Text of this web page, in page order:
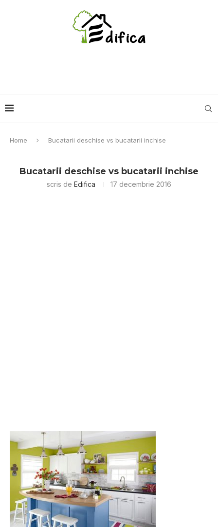
Home Bucatarii deschise vs bucatarii inchise
Bucatarii deschise vs bucatarii inchise
scris de Edifica 17 decembrie 2016